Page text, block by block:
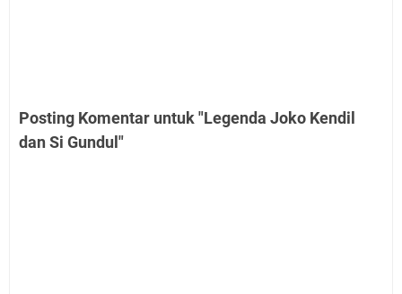
Posting Komentar untuk "Legenda Joko Kendil
dan Si Gundul"